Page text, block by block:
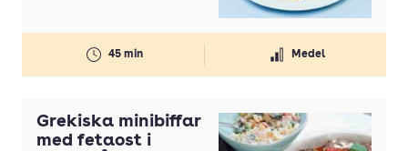
45 min Medel
Grekiska minibiffar
med fetaost i